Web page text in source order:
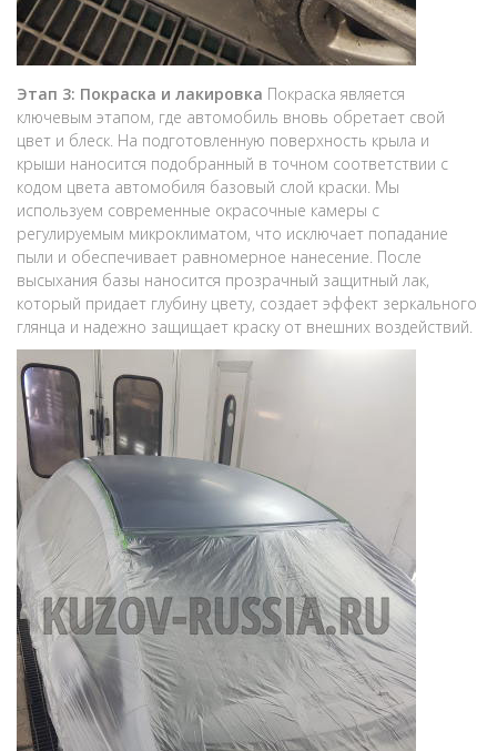
Этап 3: Покраска и лакировка Покраска является
ключевым этапом, где автомобиль вновь обретает свой
цвет и блеск. На подготовленную поверхность крыла и
крыши наносится подобранный в точном соответствии с
кодом цвета автомобиля базовый слой краски. Мы
используем современные окрасочные камеры с
регулируемым микроклиматом, что исключает попадание
пыли и обеспечивает равномерное нанесение. После
высыхания базы наносится прозрачный защитный лак,
который придает глубину цвету, создает эффект зеркального
глянца и надежно защищает краску от внешних воздействий.